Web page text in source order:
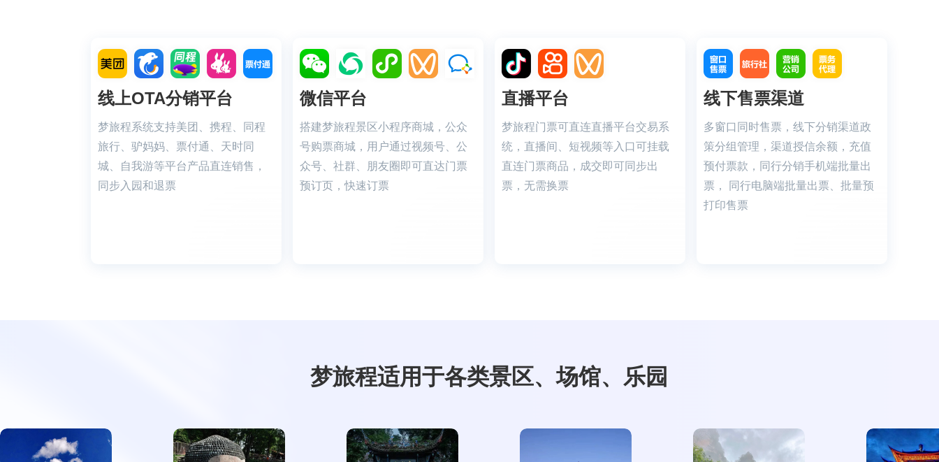
线上OTA分销平台
梦旅程系统支持美团、携程、同程
旅行、驴妈妈、票付通、天时同
城、自我游等平台产品直连销售，
同步入园和退票
微信平台
搭建梦旅程景区小程序商城，公众
号购票商城，用户通过视频号、公
众号、社群、朋友圈即可直达门票
预订页，快速订票
直播平台
梦旅程门票可直连直播平台交易系
统，直播间、短视频等入口可挂载
直连门票商品，成交即可同步出
票，无需换票
线下售票渠道
多窗口同时售票，线下分销渠道政
策分组管理，渠道授信余额，充值
预付票款，同行分销手机端批量出
票， 同行电脑端批量出票、批量预
打印售票
梦旅程适用于各类景区、场馆、乐园